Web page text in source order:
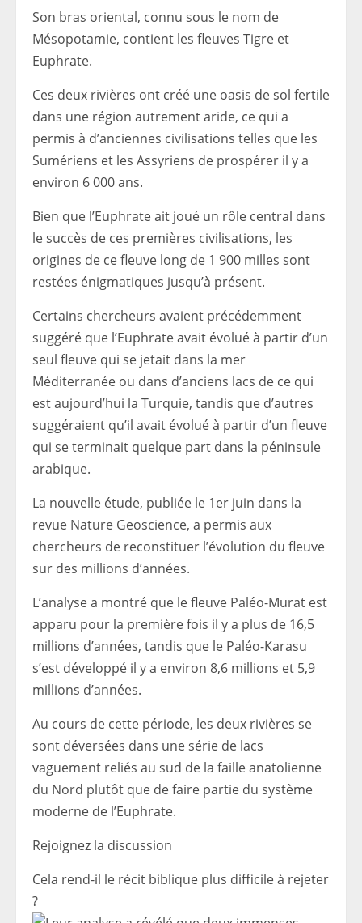
Son bras oriental, connu sous le nom de
Mésopotamie, contient les fleuves Tigre et
Euphrate.
Ces deux rivières ont créé une oasis de sol fertile
dans une région autrement aride, ce qui a
permis à d’anciennes civilisations telles que les
Sumériens et les Assyriens de prospérer il y a
environ 6 000 ans.
Bien que l’Euphrate ait joué un rôle central dans
le succès de ces premières civilisations, les
origines de ce fleuve long de 1 900 milles sont
restées énigmatiques jusqu’à présent.
Certains chercheurs avaient précédemment
suggéré que l’Euphrate avait évolué à partir d’un
seul fleuve qui se jetait dans la mer
Méditerranée ou dans d’anciens lacs de ce qui
est aujourd’hui la Turquie, tandis que d’autres
suggéraient qu’il avait évolué à partir d’un fleuve
qui se terminait quelque part dans la péninsule
arabique.
La nouvelle étude, publiée le 1er juin dans la
revue Nature Geoscience, a permis aux
chercheurs de reconstituer l’évolution du fleuve
sur des millions d’années.
L’analyse a montré que le fleuve Paléo-Murat est
apparu pour la première fois il y a plus de 16,5
millions d’années, tandis que le Paléo-Karasu
s’est développé il y a environ 8,6 millions et 5,9
millions d’années.
Au cours de cette période, les deux rivières se
sont déversées dans une série de lacs
vaguement reliés au sud de la faille anatolienne
du Nord plutôt que de faire partie du système
moderne de l’Euphrate.
Rejoignez la discussion
Cela rend-il le récit biblique plus difficile à rejeter
?